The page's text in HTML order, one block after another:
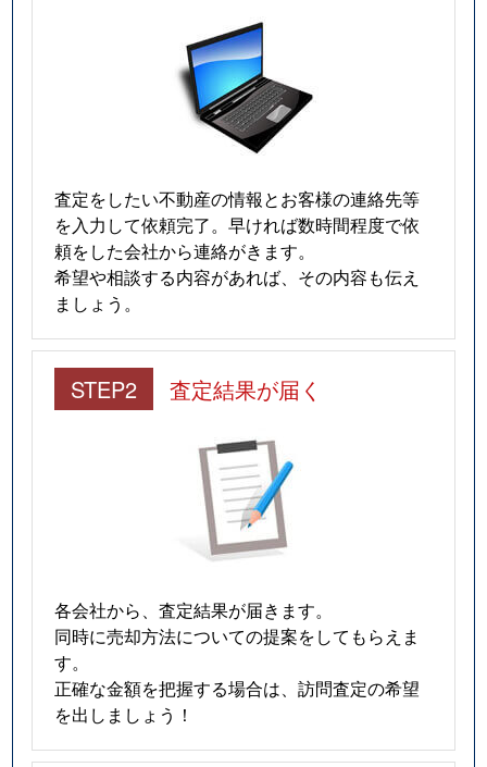
査定をしたい不動産の情報とお客様の連絡先等
を入力して依頼完了。早ければ数時間程度で依
頼をした会社から連絡がきます。
希望や相談する内容があれば、その内容も伝え
ましょう。
STEP2 査定結果が届く
各会社から、査定結果が届きます。
同時に売却方法についての提案をしてもらえま
す。
正確な金額を把握する場合は、訪問査定の希望
を出しましょう！